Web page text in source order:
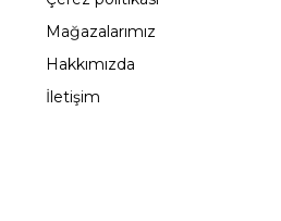
Mağazalarımız
Hakkımızda
İletişim